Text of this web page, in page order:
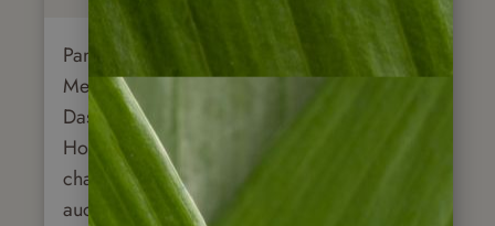
Panama City ist eine beeindruckende
Metropole. Sie besticht durch ihre Vielfalt:
Das Bankenviertel mit zahlreichen
Hochhäusern steht im Kontrast zur
charmante Altstadt. Und der Regenwald ist
auch gleich um die Ecke!